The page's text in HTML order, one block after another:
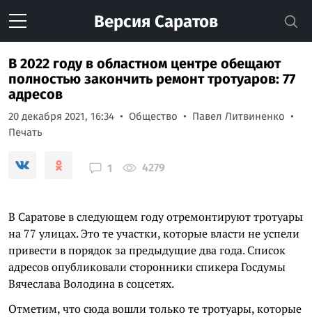
Версия Саратов
В 2022 году в областном центре обещают
полностью закончить ремонт тротуаров: 77
адресов
20 декабря 2021, 16:34 Общество
Павел Литвиненко
Печать
1 4279
В Саратове в следующем году отремонтируют тротуары
на 77 улицах. Это те участки, которые власти не успели
привести в порядок за предыдущие два года. Список
адресов опубликовали сторонники спикера Госдумы
Вячеслава Володина в соцсетях.
Отметим, что сюда вошли только те тротуары, которые